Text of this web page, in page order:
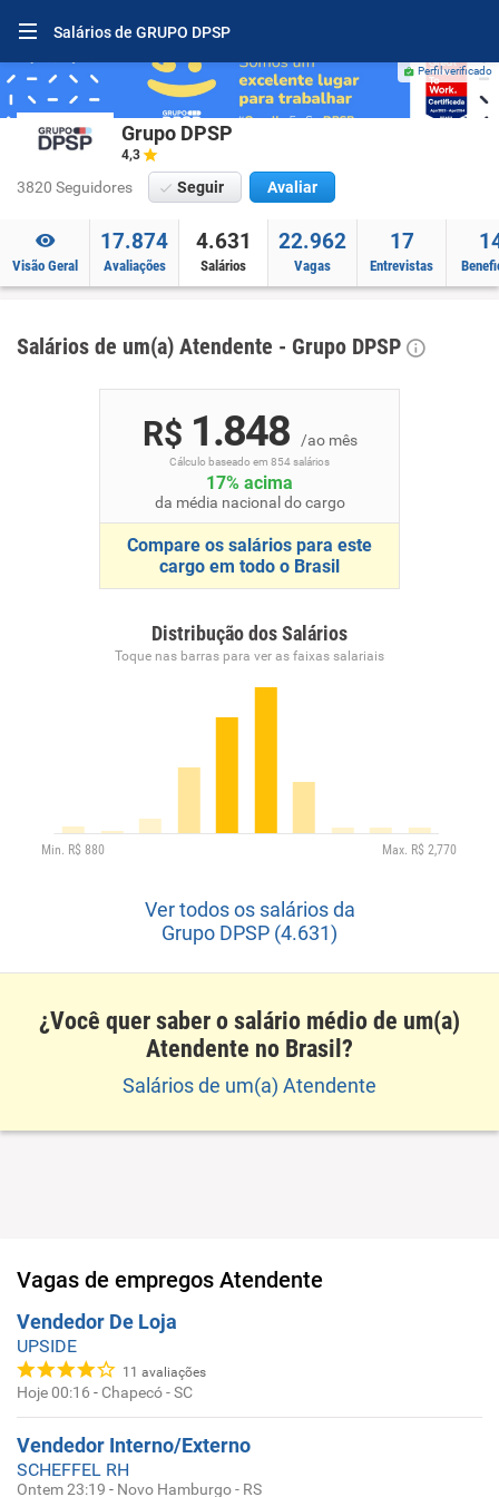
Salários de GRUPO DPSP
Perfil verificado
Grupo DPSP
4,3
3820 Seguidores Seguir Avaliar
Visão Geral
17.874
Avaliações
4.631
Salários
22.962
Vagas
17
Entrevistas
Salários de um(a) Atendente - Grupo DPSP
R$ 1.848 /ao mês
Cálculo baseado em 854 salários
17% acima
da média nacional do cargo
Compare os salários para este
cargo em todo o Brasil
Distribução dos Salários
Toque nas barras para ver as faixas salariais
Ver todos os salários da
Grupo DPSP (4.631)
¿Você quer saber o salário médio de um(a)
Atendente no Brasil?
Salários de um(a) Atendente
Vagas de empregos Atendente
Vendedor De Loja
UPSIDE
11 avaliações
Hoje 00:16 - Chapecó - SC
Vendedor Interno/Externo
SCHEFFEL RH
Ontem 23:19 - Novo Hamburgo - RS